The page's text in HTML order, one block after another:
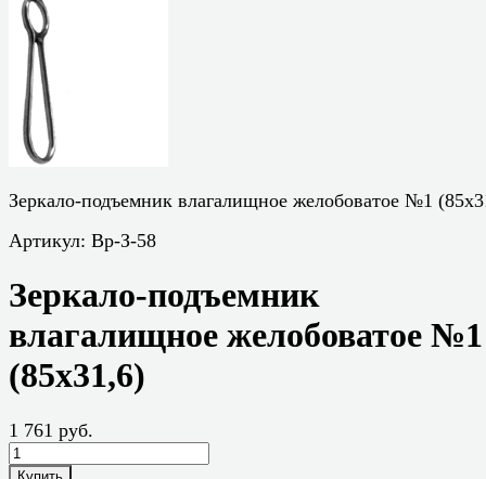
Зеркало-подъемник влагалищное желобоватое №1
Артикул: Вр-З-58
Зеркало-подъемник
влагалищное желобоватое №1
(85x31,6)
1 761 руб.